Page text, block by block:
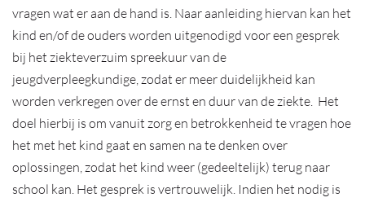
vragen wat er aan de hand is. Naar aanleiding hiervan kan het
kind en/of de ouders worden uitgenodigd voor een gesprek
bij het ziekteverzuim spreekuur van de
jeugdverpleegkundige, zodat er meer duidelijkheid kan
worden verkregen over de ernst en duur van de ziekte. Het
doel hierbij is om vanuit zorg en betrokkenheid te vragen hoe
het met het kind gaat en samen na te denken over
oplossingen, zodat het kind weer (gedeeltelijk) terug naar
school kan. Het gesprek is vertrouwelijk. Indien het nodig is